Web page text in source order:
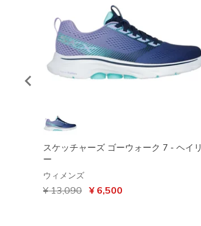
スケッチャーズ ゴーウォーク 7 - ヘイリ
ー
ウィメンズ
からの値引き
¥ 13,090 から
¥ 6,500